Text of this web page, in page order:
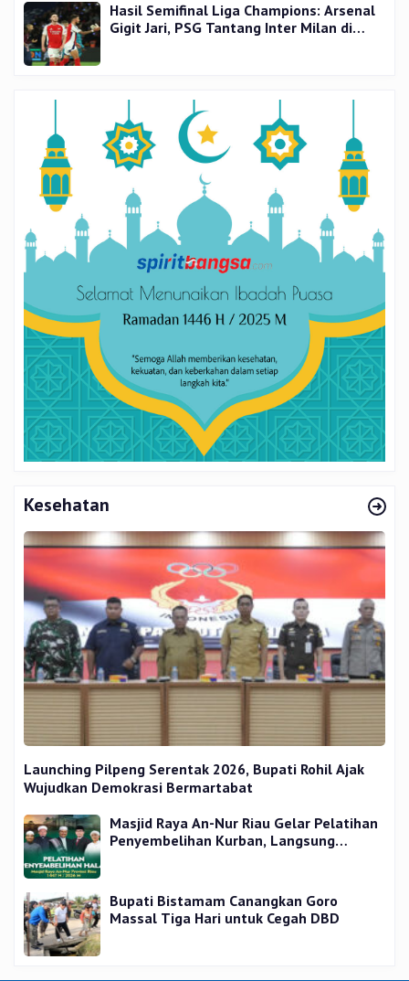
Hasil Semifinal Liga Champions: Arsenal
Gigit Jari, PSG Tantang Inter Milan di
Kesehatan
Launching Pilpeng Serentak 2026, Bupati Rohil Ajak
Wujudkan Demokrasi Bermartabat
Masjid Raya An-Nur Riau Gelar Pelatihan
Penyembelihan Kurban, Langsung
Bupati Bistamam Canangkan Goro
Massal Tiga Hari untuk Cegah DBD